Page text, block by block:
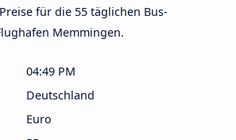
für die 55 täglichen Bus-
Memmingen.
04:49 PM
Deutschland
Euro